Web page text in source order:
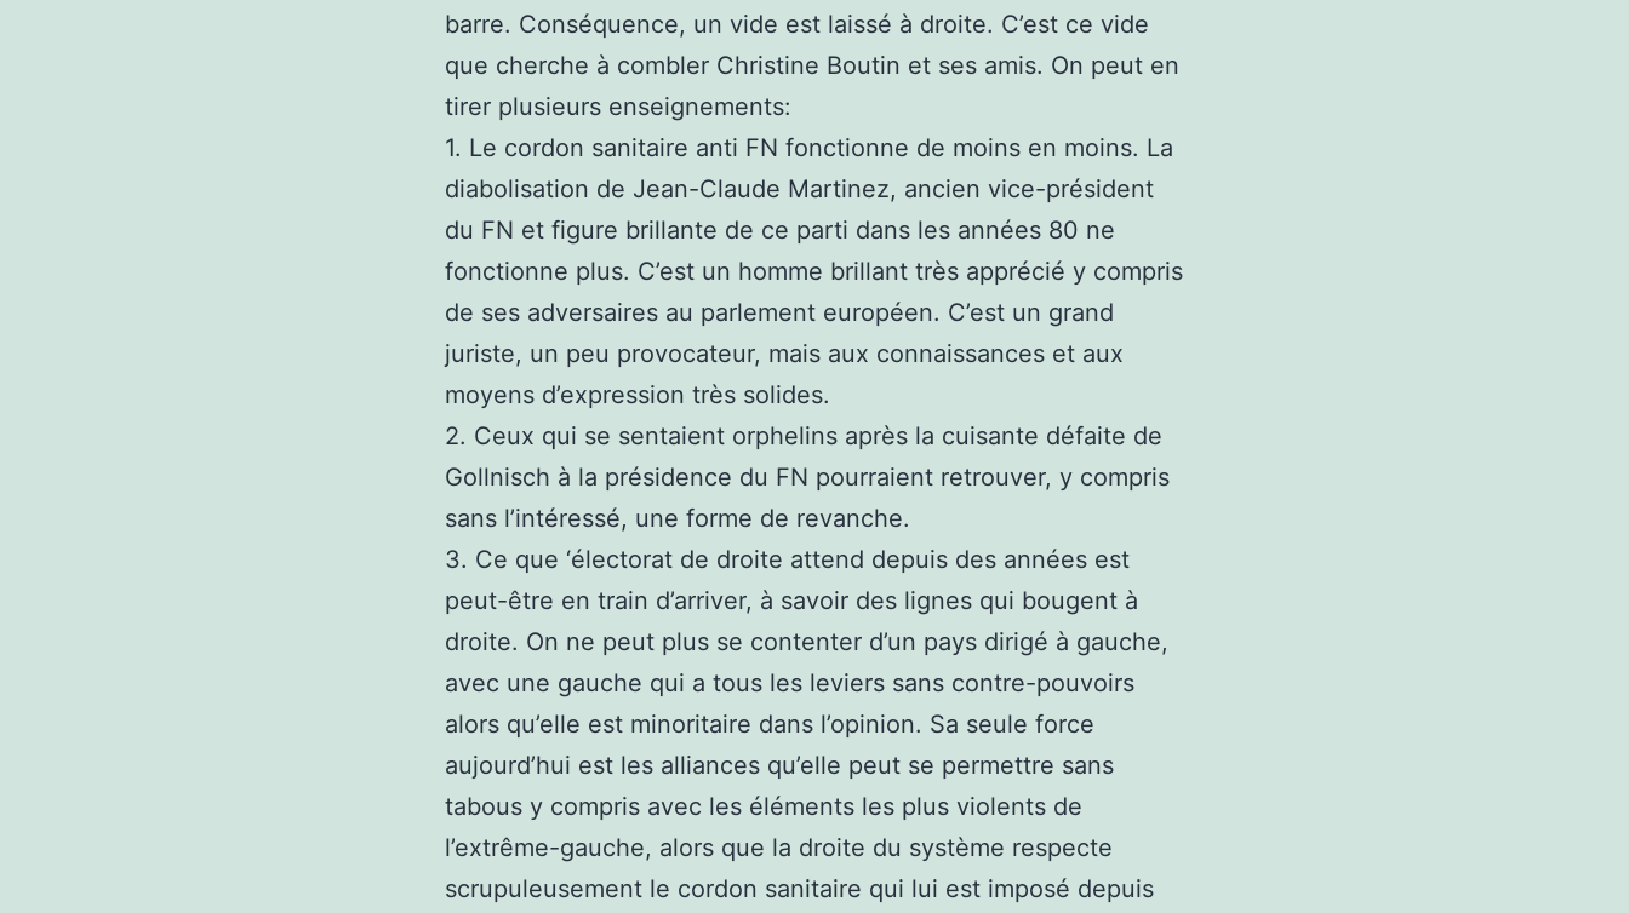
barre. Conséquence, un vide est laissé à droite. C’est ce vide
que cherche à combler Christine Boutin et ses amis. On peut en
tirer plusieurs enseignements:
1. Le cordon sanitaire anti FN fonctionne de moins en moins. La
diabolisation de Jean-Claude Martinez, ancien vice-président
du FN et figure brillante de ce parti dans les années 80 ne
fonctionne plus. C’est un homme brillant très apprécié y compris
de ses adversaires au parlement européen. C’est un grand
juriste, un peu provocateur, mais aux connaissances et aux
moyens d’expression très solides.
2. Ceux qui se sentaient orphelins après la cuisante défaite de
Gollnisch à la présidence du FN pourraient retrouver, y compris
sans l’intéressé, une forme de revanche.
3. Ce que ‘électorat de droite attend depuis des années est
peut-être en train d’arriver, à savoir des lignes qui bougent à
droite. On ne peut plus se contenter d’un pays dirigé à gauche,
avec une gauche qui a tous les leviers sans contre-pouvoirs
alors qu’elle est minoritaire dans l’opinion. Sa seule force
aujourd’hui est les alliances qu’elle peut se permettre sans
tabous y compris avec les éléments les plus violents de
l’extrême-gauche, alors que la droite du système respecte
scrupuleusement le cordon sanitaire qui lui est imposé depuis